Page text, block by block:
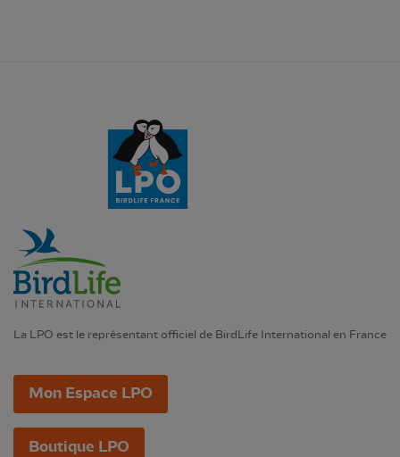
La LPO est le représentant officiel de BirdLife International en France
Mon Espace LPO
Boutique LPO